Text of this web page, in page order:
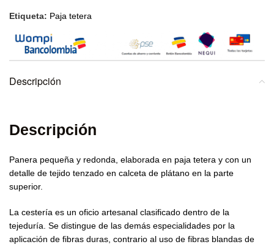
Etiqueta: Paja tetera
Descripción
Descripción
Panera pequeña y redonda, elaborada en paja tetera y con un
detalle de tejido tenzado en calceta de plátano en la parte
superior.
La cestería es un oficio artesanal clasificado dentro de la
tejeduría. Se distingue de las demás especialidades por la
aplicación de fibras duras, contrario al uso de fibras blandas de